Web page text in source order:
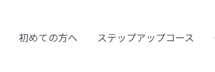
初めての方へ ステップアップコース